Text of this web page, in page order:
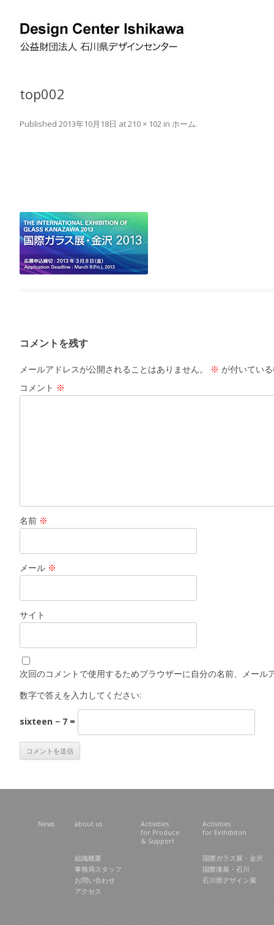
top002
Published 2013年10月18日 at210 × 102 in ホーム.
コメントを残す
メールアドレスが公開されることはありません。 ※ が付いてい
コメント ※
名前 ※
メール ※
サイト
次回のコメントで使用するためブラウザーに自分の名前、メール
数字で答えを入力してください:
sixteen − 7 =
News about us
Activities
for Produce
& Support
Activities
for Exihibiton
組織概要
事務局スタッフ
お問い合わせ
アクセス
国際ガラス展・金沢
国際漆展・石川
石川県デザイン展